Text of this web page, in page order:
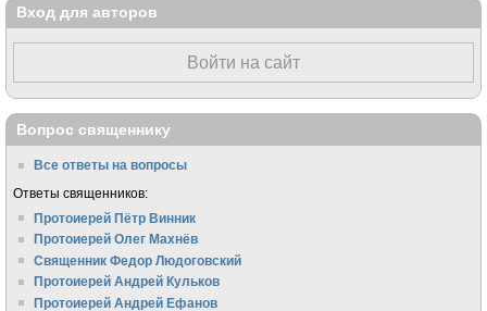
Вход для авторов
Войти на сайт
Вопрос священнику
Все ответы на вопросы
Ответы священников:
Протоиерей Пётр Винник
Протоиерей Олег Махнёв
Священник Федор Людоговский
Протоиерей Андрей Кульков
Протоиерей Андрей Ефанов